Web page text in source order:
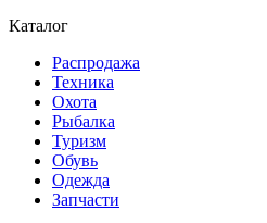
Каталог
Распродажа
Техника
Охота
Рыбалка
Туризм
Обувь
Одежда
Запчасти